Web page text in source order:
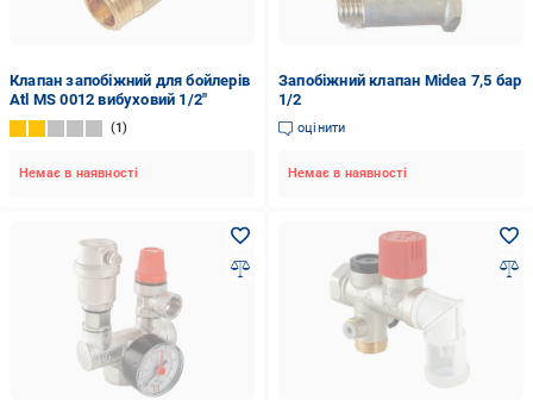
Клапан запобіжний для бойлерів
Atl MS 0012 вибуховий 1/2"
1
Немає в наявності
Запобіжний клапан Midea 7,5 бар
1/2
оцінити
Немає в наявності